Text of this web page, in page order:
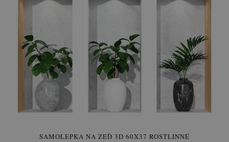
SAMOLEPKA NA ZEĎ 3D 60X37 ROSTLINNÉ